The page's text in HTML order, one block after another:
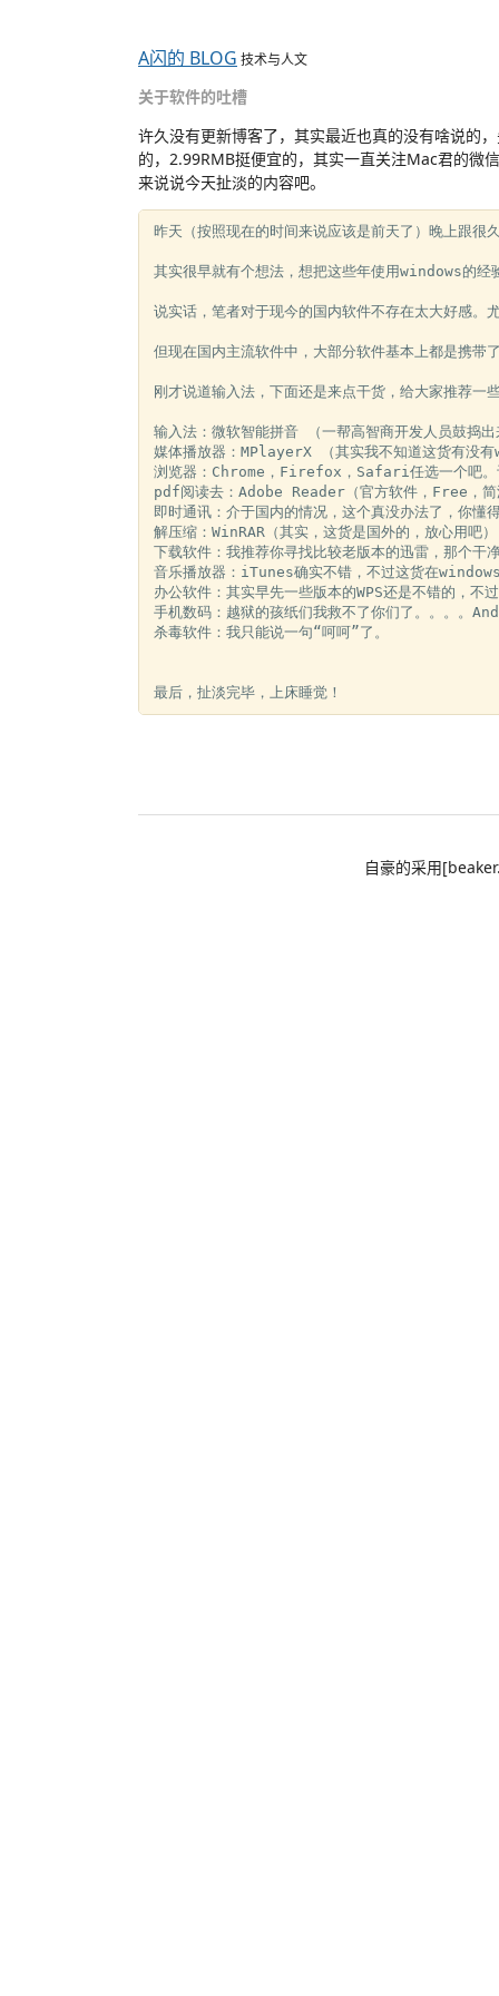
A闪的 BLOG 技术与人文
关于软件的吐槽
许久没有更新博客了，其实最近也真的没有啥说的
的，2.99RMB挺便宜的，其实一直关注Mac君的微
来说说今天扯淡的内容吧。
昨天（按照现在的时间来说应该是前天了）晚上跟
其实很早就有个想法，想把这些年使用windows的经
说实话，笔者对于现今的国内软件不存在太大好感。
但现在国内主流软件中，大部分软件基本上都是携带
刚才说道输入法，下面还是来点干货，给大家推荐
输入法：微软智能拼音 （一帮高智商开发人员鼓捣
媒体播放器：MPlayerX （其实我不知道这货有没
浏览器：Chrome，Firefox，Safari任选一个吧。
pdf阅读去：Adobe Reader（官方软件，Free，简
即时通讯：介于国内的情况，这个真没办法了，你懂
解压缩：WinRAR（其实，这货是国外的，放心用吧）
下载软件：我推荐你寻找比较老版本的迅雷，那个干
音乐播放器：iTunes确实不错，不过这货在
办公软件：其实早先一些版本的WPS还是不错的，
手机数码：越狱的孩纸们我救不了你们了。。。。
杀毒软件：我只能说一句“呵呵”了。
自豪的采用